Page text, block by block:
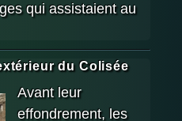
qui assistaient au
du Colisée
Avant leur
effondrement, les